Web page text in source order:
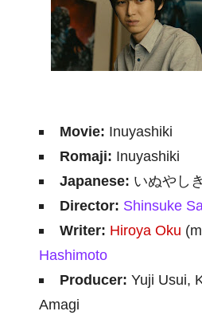
Movie: Inuyashiki
Romaji: Inuyashiki
Japanese: いぬやしき
Director: Shinsuke
Writer: Hiroya Oku
Hashimoto
Producer: Yuji Usui,
Amagi